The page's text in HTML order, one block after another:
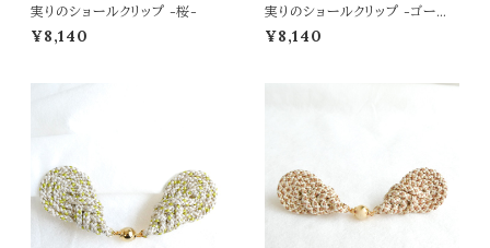
実りのショールクリップ -桜-
¥8,140
実りのショールクリップ -ゴール
ドベージュ-
¥8,140